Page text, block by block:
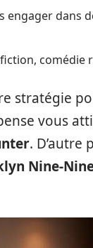
engager dans
comédie
stratégie
vous
. D’autre
Nine-